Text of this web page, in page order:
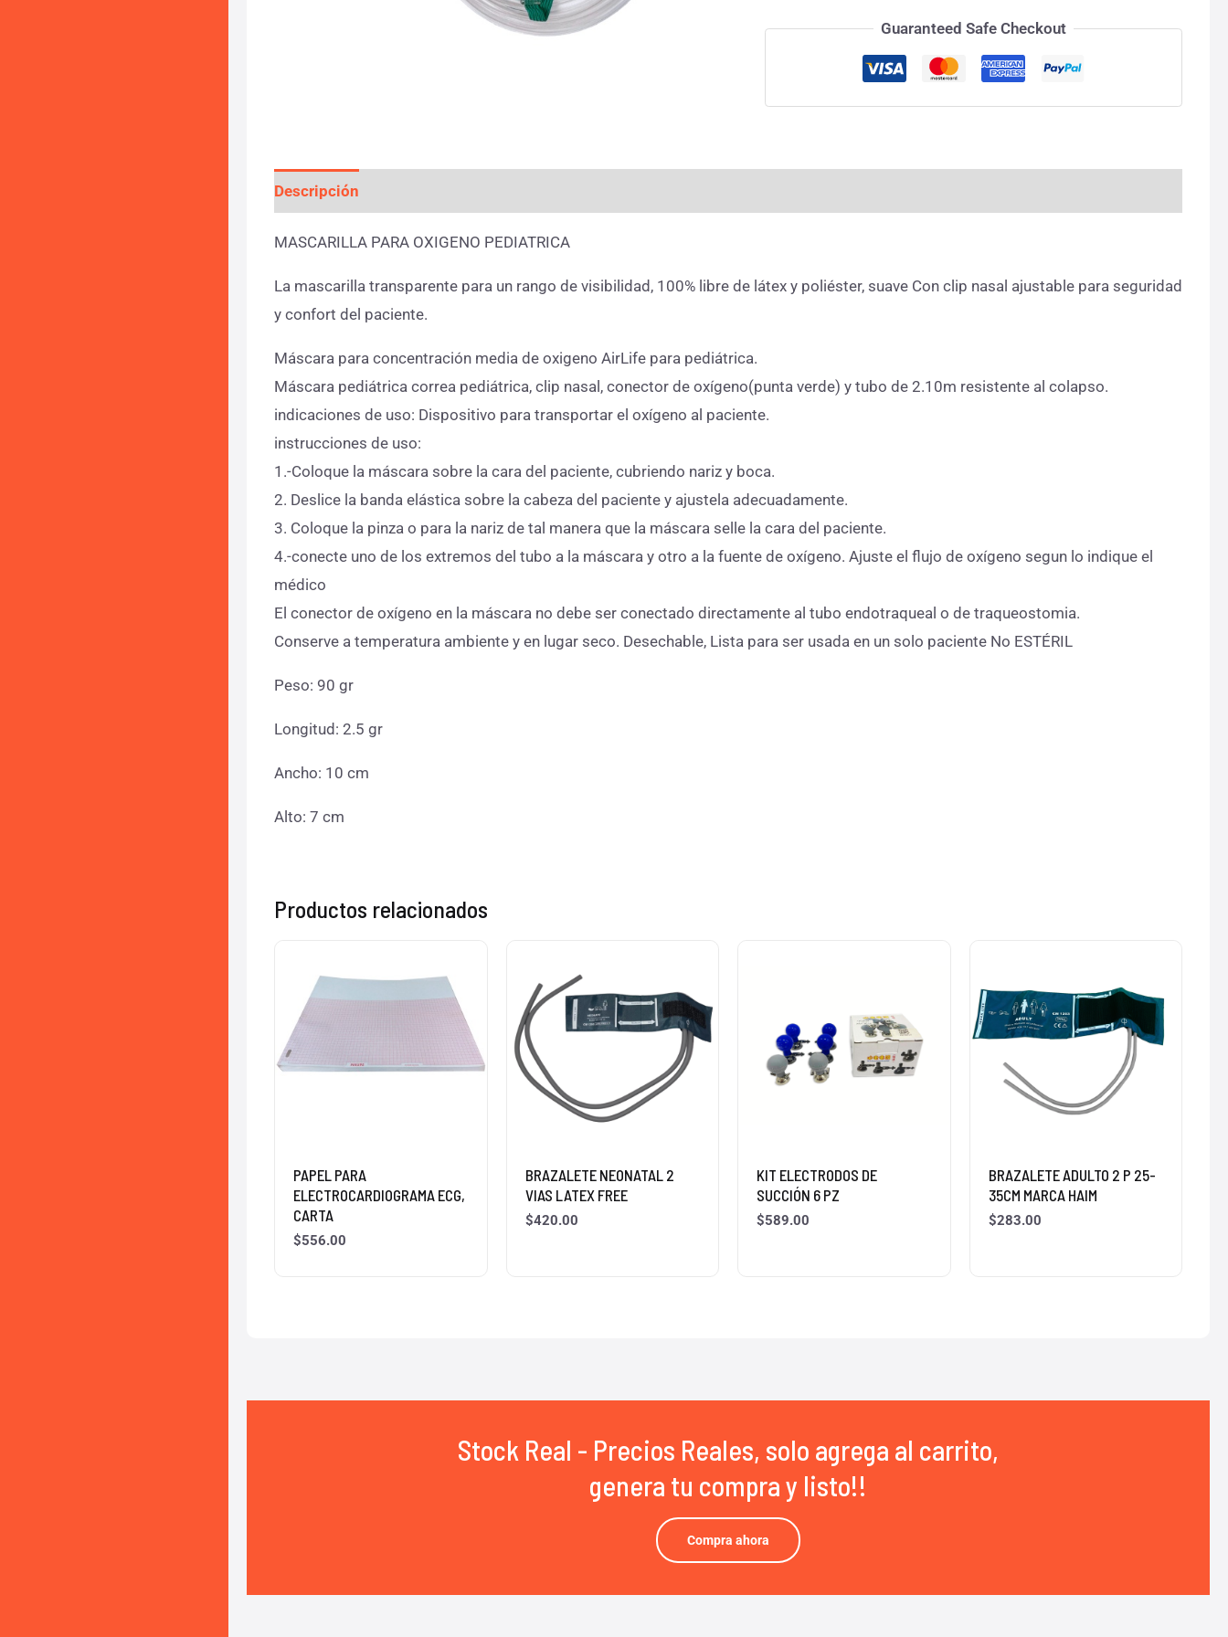
Guaranteed Safe Checkout
Descripción
MASCARILLA PARA OXIGENO PEDIATRICA
La mascarilla transparente para un rango de visibilidad, 100% libre de látex y poliéster, suave Con clip nasal ajustable para seguridad
y confort del paciente.
Máscara para concentración media de oxigeno AirLife para pediátrica.
Máscara pediátrica correa pediátrica, clip nasal, conector de oxígeno(punta verde) y tubo de 2.10m resistente al colapso.
indicaciones de uso: Dispositivo para transportar el oxígeno al paciente.
instrucciones de uso:
1.-Coloque la máscara sobre la cara del paciente, cubriendo nariz y boca.
2. Deslice la banda elástica sobre la cabeza del paciente y ajustela adecuadamente.
3. Coloque la pinza o para la nariz de tal manera que la máscara selle la cara del paciente.
4.-conecte uno de los extremos del tubo a la máscara y otro a la fuente de oxígeno. Ajuste el flujo de oxígeno segun lo indique el
médico
El conector de oxígeno en la máscara no debe ser conectado directamente al tubo endotraqueal o de traqueostomia.
Conserve a temperatura ambiente y en lugar seco. Desechable, Lista para ser usada en un solo paciente No ESTÉRIL
Peso: 90 gr
Longitud: 2.5 gr
Ancho: 10 cm
Alto: 7 cm
Productos relacionados
PAPEL PARA
ELECTROCARDIOGRAMA ECG,
CARTA
$556.00
BRAZALETE NEONATAL 2
VIAS LATEX FREE
$420.00
KIT ELECTRODOS DE
SUCCIÓN 6 PZ
$589.00
BRAZALETE ADULTO 2 P 25-
35CM MARCA HAIM
$283.00
Stock Real - Precios Reales, solo agrega al carrito,
genera tu compra y listo!!
Compra ahora